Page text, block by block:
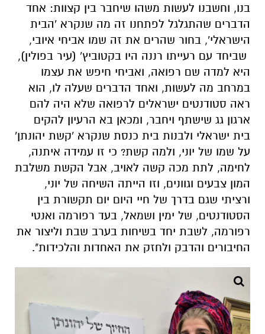
בנו, וחשבנו לעשות משהו שיחבר בין קצוות: אחד
הדברים שהתגלגל לפתחנו זה מה שנקרא 'הבית
הישראלי', בחור שהרים את זה שמו אביחי איובי,
שביחד עם רעייתו רננה היו בקטוביץ' (עיר בפולין),
היא למדה שם רפואה, ואביחי חיפש את עצמו
במרחב מה לעשות, ואחד הדברים שעלה לו, הוא
ראה סטודנטים ישראלים לרפואה שלא היה להם
ארגון גג שישתף ויחבר, ומכאן בא הרעיון להקים
בית ישראלי ולבנות בית כנסת שנקרא 'קשת יהונתן'
על שמו של יוני, ולמה קשת? כי זו עמידה איתנה,
לחימה, לתת מכה קשה לאויב, אבל הקשת משלבת
המון צבעים וגוונים, וזו הייתה השיחה של יוני,
ורציתי שגם בדרך של חיי היום יום תקשורת בין
הסטודנטים, של ימין ושמאל, בעד רפורמה ואנטי
רפורמה, לשבת יחד בשיחות בערב שבת וליצור את
החיבורים והדבק ולחזק את האחדות והלכידות".